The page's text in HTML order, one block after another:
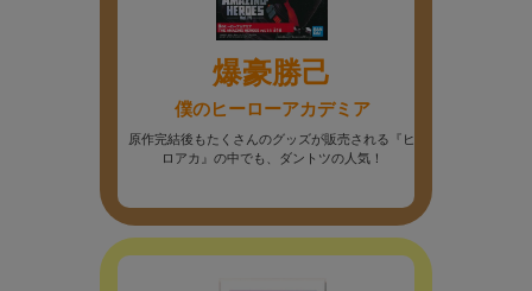
爆豪勝己
僕のヒーローアカデミア
原作完結後もたくさんのグッズが販売される『ヒ
ロアカ』の中でも、ダントツの人気！